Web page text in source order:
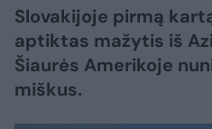
Slovakijoje pirmą
aptiktas mažytis iš
Šiaurės Amerikoje
miškus.